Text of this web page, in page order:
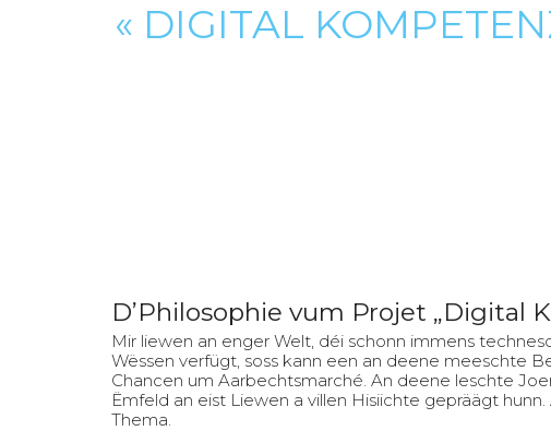
« DIGITAL
D’Philosophie vum Projet „Digital
Mir liewen an enger Welt, déi schonn immens
Wëssen verfügt, soss kann een an deene meeschte
Chancen um Aarbechtsmarché. An deene leschte
Ëmfeld an eist Liewen a villen Hisiichte gepräägt
Thema.